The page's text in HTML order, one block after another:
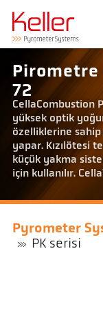
Pirometre
72
CellaCombustion
yüksek optik
özelliklerine
yapar. Kızılötesi
küçük yakma
için kullanılır.
Pyrometer
PK serisi